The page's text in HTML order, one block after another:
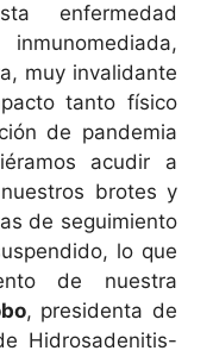
enfermedad
muy invalidante
tanto físico
de pandemia
acudir a
brotes y
de seguimiento
lo que
de nuestra
, presidenta de
Hidrosadenitis-